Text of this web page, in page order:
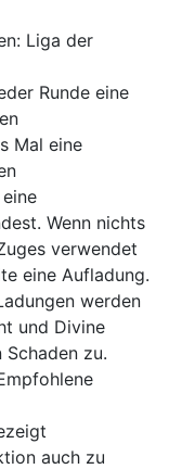
Liga der
Runde eine
Mal eine
Wenn nichts
verwendet
eine Aufladung.
werden
und Divine
Schaden zu.
auch zu